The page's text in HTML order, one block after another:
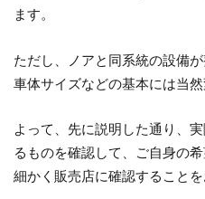
ます。
ただし、ノアと同系統の設備
車体サイズなどの基本には当然
よって、先に説明した通り、
るものを確認して、ご自身の
細かく販売店に確認することを